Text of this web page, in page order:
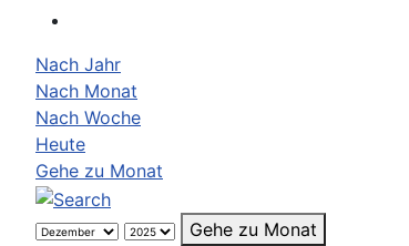
Nach Jahr
Nach Monat
Nach Woche
Heute
Gehe zu Monat
Gehe zu Monat